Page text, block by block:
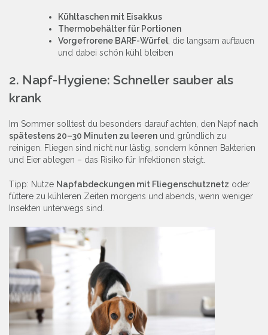
Kühltaschen mit Eisakkus
Thermobehälter für Portionen
Vorgefrorene BARF-Würfel, die langsam auftauen
und dabei schön kühl bleiben
2. Napf-Hygiene: Schneller sauber als
krank
Im Sommer solltest du besonders darauf achten, den Napf nach
spätestens 20–30 Minuten zu leeren und gründlich zu
reinigen. Fliegen sind nicht nur lästig, sondern können Bakterien
und Eier ablegen – das Risiko für Infektionen steigt.
Tipp: Nutze Napfabdeckungen mit Fliegenschutznetz oder
füttere zu kühleren Zeiten morgens und abends, wenn weniger
Insekten unterwegs sind.